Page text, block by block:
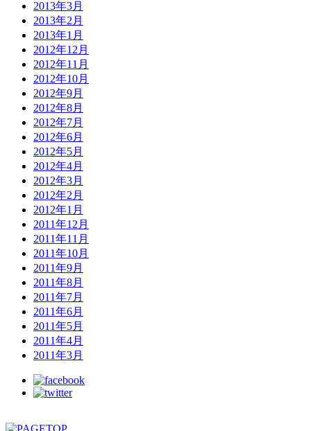
2013年3月
2013年2月
2013年1月
2012年12月
2012年11月
2012年10月
2012年9月
2012年8月
2012年7月
2012年6月
2012年5月
2012年4月
2012年3月
2012年2月
2012年1月
2011年12月
2011年11月
2011年10月
2011年9月
2011年8月
2011年7月
2011年6月
2011年5月
2011年4月
2011年3月